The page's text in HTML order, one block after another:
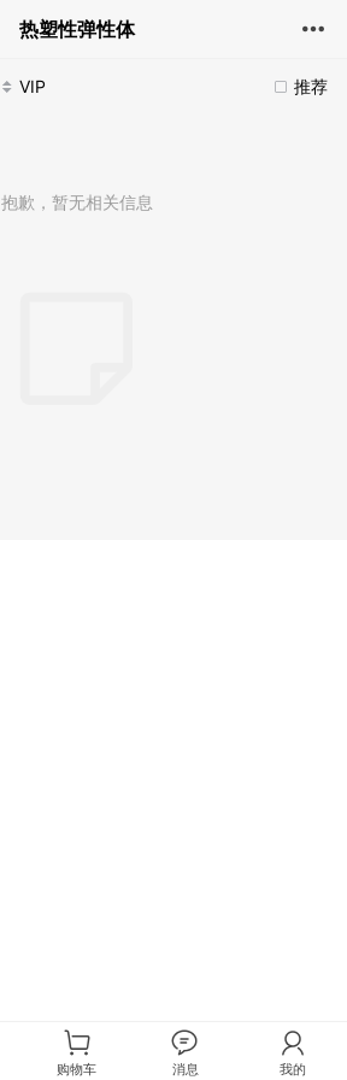
热塑性弹性体
推荐
VIP
抱歉，暂无相关信息
购物车 消息 我的